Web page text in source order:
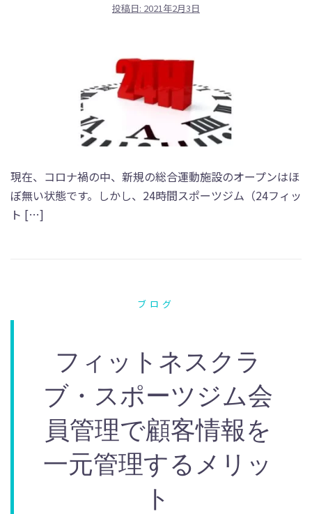
投稿日: 2021年2月3日
現在、コロナ禍の中、新規の総合運動施設のオープンはほ
ぼ無い状態です。しかし、24時間スポーツジム（24フィッ
ト […]
ブログ
フィットネスクラ
ブ・スポーツジム会
員管理で顧客情報を
一元管理するメリッ
ト